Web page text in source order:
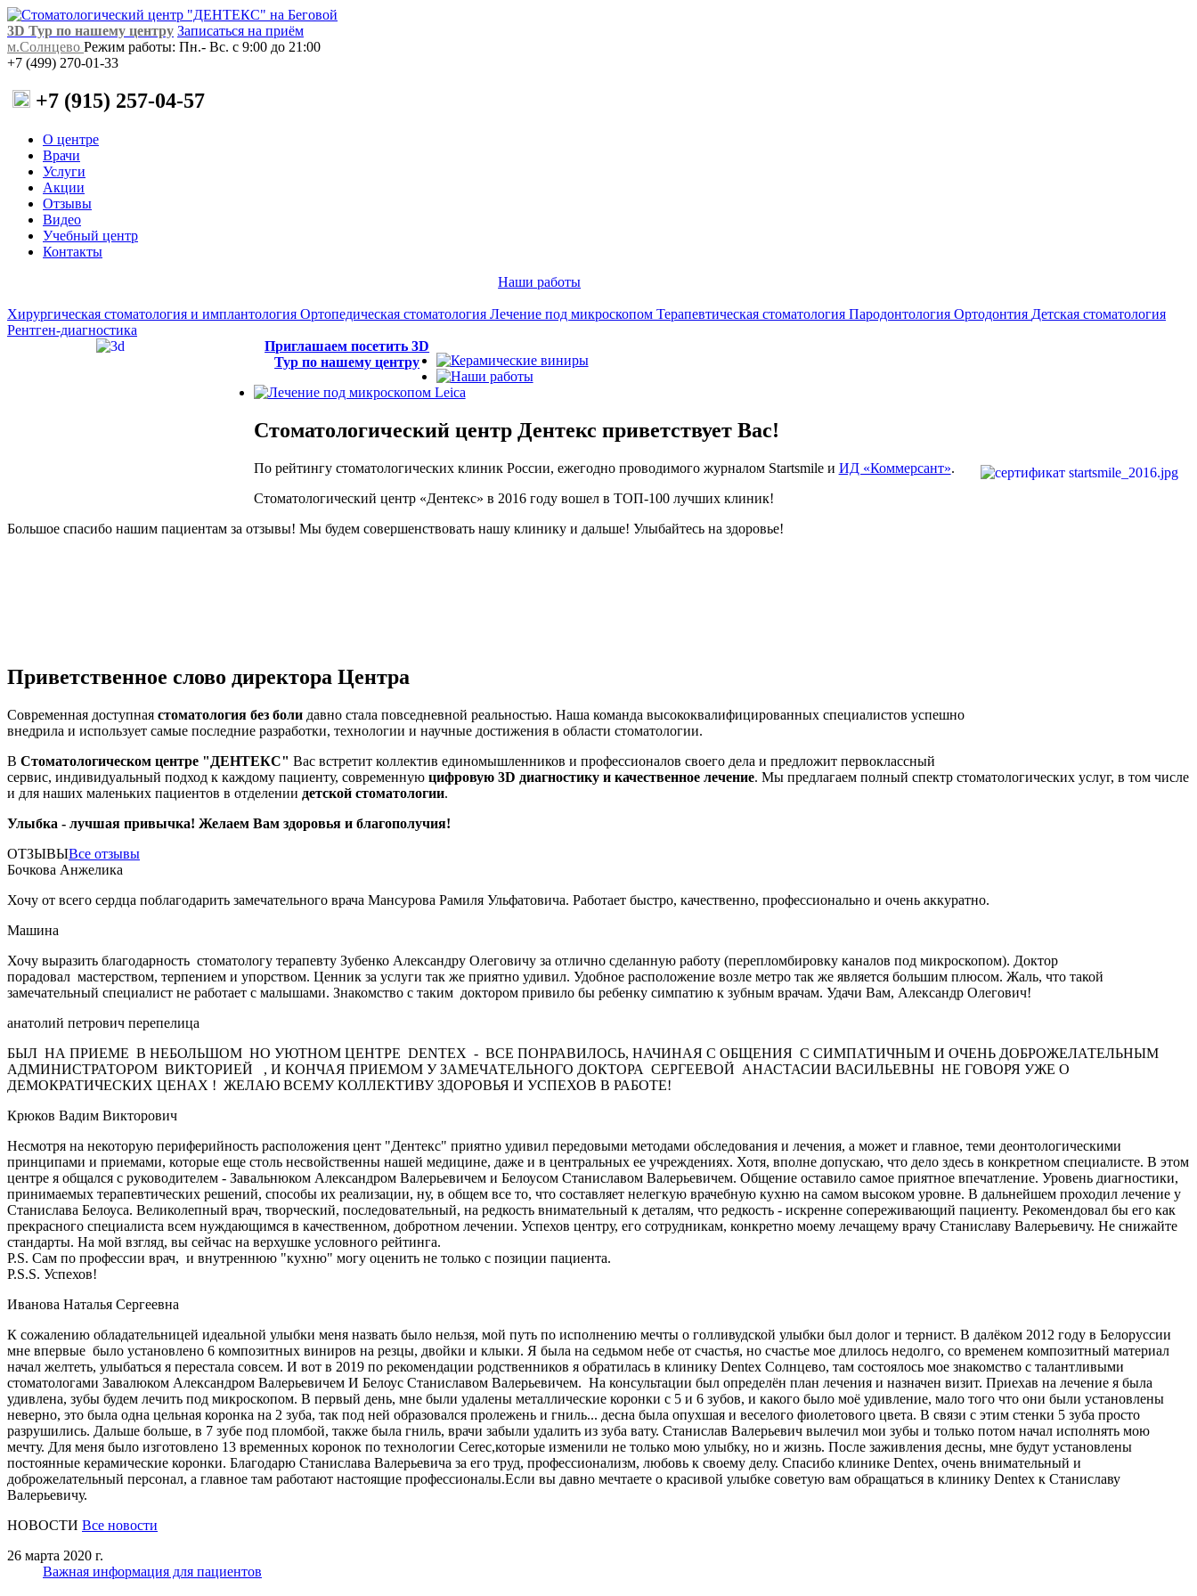
3D Тур по нашему центру Записаться на приём
м.Солнцево Режим работы: Пн.- Вс. с 9:00 до 21:00
+7 (499) 270-01-33
+7 (915) 257-04-57
О центре
Врачи
Услуги
Акции
Отзывы
Видео
Учебный центр
Контакты
Наши работы
Хирургическая стоматология и имплантология Ортопедическая стоматология Лечение под микроскопом Терапевтическая стоматология Пародонтология Ортодонтия Детская стоматология
Рентген-диагностика
Приглашаем посетить 3D
Тур по нашему центру
Стоматологический центр Дентекс приветствует Вас!
По рейтингу стоматологических клиник России, ежегодно проводимого журналом Startsmile и ИД «Коммерсант».
Стоматологический центр «Дентекс» в 2016 году вошел в ТОП-100 лучших клиник!
Большое спасибо нашим пациентам за отзывы! Мы будем совершенствовать нашу клинику и дальше! Улыбайтесь на здоровье!
Приветственное слово директора Центра
Современная доступная стоматология без боли давно стала повседневной реальностью. Наша команда высококвалифицированных специалистов успешно
внедрила и использует самые последние разработки, технологии и научные достижения в области стоматологии.
В Стоматологическом центре "ДЕНТЕКС" Вас встретит коллектив единомышленников и профессионалов своего дела и предложит первоклассный
сервис, индивидуальный подход к каждому пациенту, современную цифровую 3D диагностику и качественное лечение. Мы предлагаем полный спектр стоматологических услуг, в том числе
и для наших маленьких пациентов в отделении детской стоматологии.
Улыбка - лучшая привычка! Желаем Вам здоровья и благополучия!
ОТЗЫВЫВсе отзывы
Бочкова Анжелика
Хочу от всего сердца поблагодарить замечательного врача Мансурова Рамиля Ульфатовича. Работает быстро, качественно, профессионально и очень аккуратно.
Машина
Хочу выразить благодарность стоматологу терапевту Зубенко Александру Олеговичу за отлично сделанную работу (перепломбировку каналов под микроскопом). Доктор
порадовал мастерством, терпением и упорством. Ценник за услуги так же приятно удивил. Удобное расположение возле метро так же является большим плюсом. Жаль, что такой
замечательный специалист не работает с малышами. Знакомство с таким доктором привило бы ребенку симпатию к зубным врачам. Удачи Вам, Александр Олегович!
анатолий петрович перепелица
БЫЛ НА ПРИЕМЕ В НЕБОЛЬШОМ НО УЮТНОМ ЦЕНТРЕ DENTEX - ВСЕ ПОНРАВИЛОСЬ, НАЧИНАЯ С ОБЩЕНИЯ С СИМПАТИЧНЫМ И ОЧЕНЬ ДОБРОЖЕЛАТЕЛЬНЫМ
АДМИНИСТРАТОРОМ ВИКТОРИЕЙ , И КОНЧАЯ ПРИЕМОМ У ЗАМЕЧАТЕЛЬНОГО ДОКТОРА СЕРГЕЕВОЙ АНАСТАСИИ ВАСИЛЬЕВНЫ НЕ ГОВОРЯ УЖЕ О
ДЕМОКРАТИЧЕСКИХ ЦЕНАХ ! ЖЕЛАЮ ВСЕМУ КОЛЛЕКТИВУ ЗДОРОВЬЯ И УСПЕХОВ В РАБОТЕ!
Крюков Вадим Викторович
Несмотря на некоторую периферийность расположения цент "Дентекс" приятно удивил передовыми методами обследования и лечения, а может и главное, теми деонтологическими
принципами и приемами, которые еще столь несвойственны нашей медицине, даже и в центральных ее учреждениях. Хотя, вполне допускаю, что дело здесь в конкретном специалисте. В этом
центре я общался с руководителем - Завальнюком Александром Валерьевичем и Белоусом Станиславом Валерьевичем. Общение оставило самое приятное впечатление. Уровень диагностики,
принимаемых терапевтических решений, способы их реализации, ну, в общем все то, что составляет нелегкую врачебную кухню на самом высоком уровне. В дальнейшем проходил лечение у
Станислава Белоуса. Великолепный врач, творческий, последовательный, на редкость внимательный к деталям, что редкость - искренне сопереживающий пациенту. Рекомендовал бы его как
прекрасного специалиста всем нуждающимся в качественном, добротном лечении. Успехов центру, его сотрудникам, конкретно моему лечащему врачу Станиславу Валерьевичу. Не снижайте
стандарты. На мой взгляд, вы сейчас на верхушке условного рейтинга.
P.S. Сам по профессии врач, и внутреннюю "кухню" могу оценить не только с позиции пациента.
P.S.S. Успехов!
Иванова Наталья Сергеевна
К сожалению обладательницей идеальной улыбки меня назвать было нельзя, мой путь по исполнению мечты о голливудской улыбки был долог и тернист. В далёком 2012 году в Белоруссии
мне впервые было установлено 6 композитных виниров на резцы, двойки и клыки. Я была на седьмом небе от счастья, но счастье мое длилось недолго, со временем композитный материал
начал желтеть, улыбаться я перестала совсем. И вот в 2019 по рекомендации родственников я обратилась в клинику Dentex Солнцево, там состоялось мое знакомство с талантливыми
стоматологами Завалюком Александром Валерьевичем И Белоус Станиславом Валерьевичем. На консультации был определён план лечения и назначен визит. Приехав на лечение я была
удивлена, зубы будем лечить под микроскопом. В первый день, мне были удалены металлические коронки с 5 и 6 зубов, и какого было моё удивление, мало того что они были установлены
неверно, это была одна цельная коронка на 2 зуба, так под ней образовался пролежень и гниль... десна была опухшая и веселого фиолетового цвета. В связи с этим стенки 5 зуба просто
разрушились. Дальше больше, в 7 зубе под пломбой, также была гниль, врачи забыли удалить из зуба вату. Станислав Валерьевич вылечил мои зубы и только потом начал исполнять мою
мечту. Для меня было изготовлено 13 временных коронок по технологии Cerec,которые изменили не только мою улыбку, но и жизнь. После заживления десны, мне будут установлены
постоянные керамические коронки. Благодарю Станислава Валерьевича за его труд, профессионализм, любовь к своему делу. Спасибо клинике Dentex, очень внимательный и
доброжелательный персонал, а главное там работают настоящие профессионалы.Если вы давно мечтаете о красивой улыбке советую вам обращаться в клинику Dentex к Станиславу
Валерьевичу.
НОВОСТИ Все новости
26 марта 2020 г.
Важная информация для пациентов